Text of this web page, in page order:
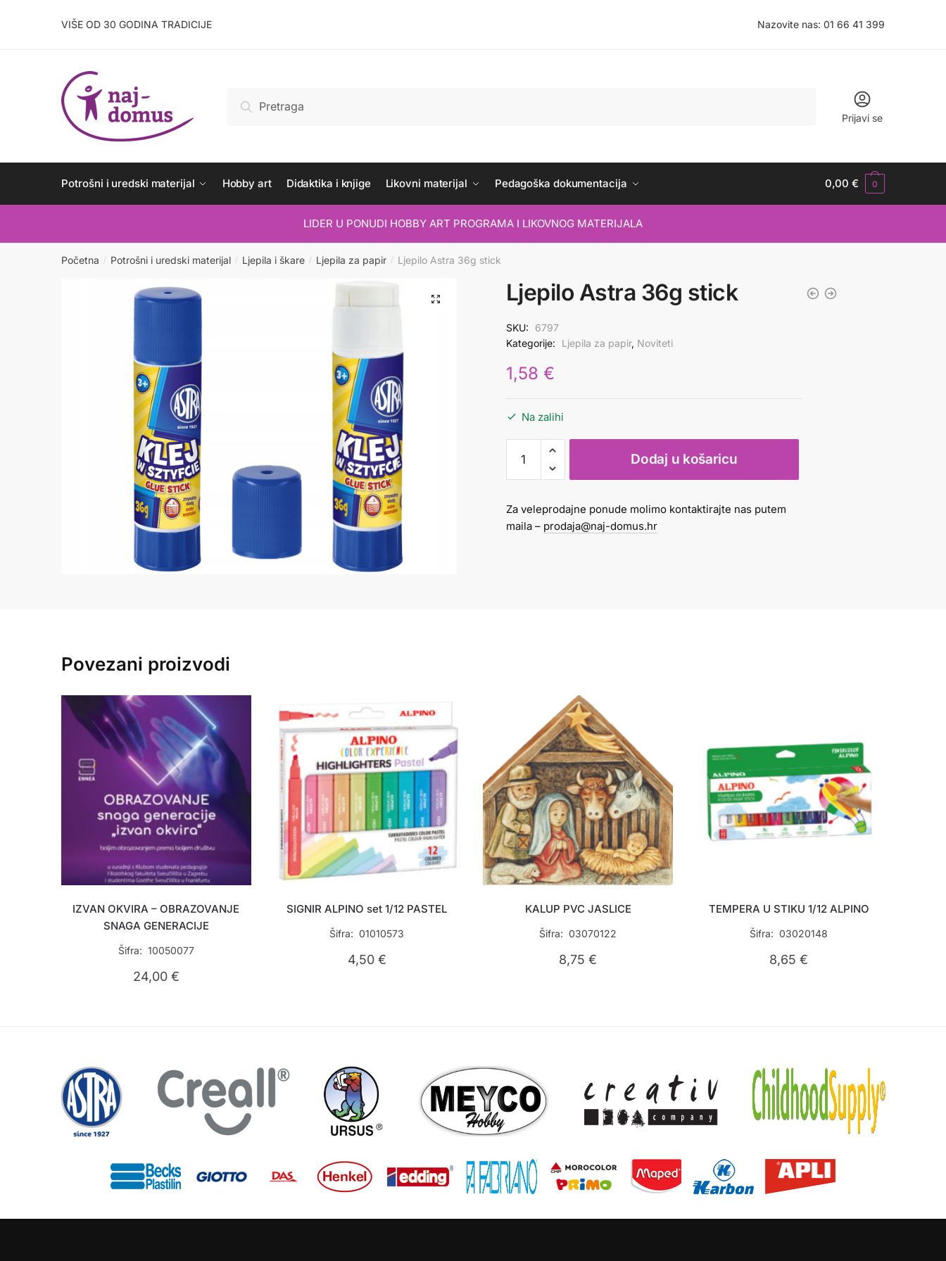
VIŠE OD 30 GODINA TRADICIJE Nazovite nas: 01 66 41 399
Pretraži
Prijavi se
Potrošni i uredski materijal Hobby art Didaktika i knjige Likovni materijal Pedagoška dokumentacija 0,00€ 0
LIDER U PONUDI HOBBY ART PROGRAMA I LIKOVNOG MATERIJALA
Početna / Potrošni i uredski materijal / Ljepila i škare / Ljepila za papir / Ljepilo Astra 36g stick
Ljepilo Astra 36g stick
SKU:
6797
Kategorije:
Ljepila za papir, Noviteti
1,58 €
Na zalihi
Astra
36g
količina
Dodaj u košaricu
Za veleprodajne ponude molimo kontaktirajte nas putem
maila – prodaja@naj-domus.hr
Povezani proizvodi
IZVAN OKVIRA – OBRAZOVANJE
SNAGA GENERACIJE
Šifra: 10050077
24,00 €
SIGNIR ALPINO set 1/12 PASTEL
Šifra: 01010573
4,50 €
KALUP PVC JASLICE
Šifra: 03070122
8,75€
TEMPERA U STIKU 1/12 ALPINO
Šifra: 03020148
8,65€